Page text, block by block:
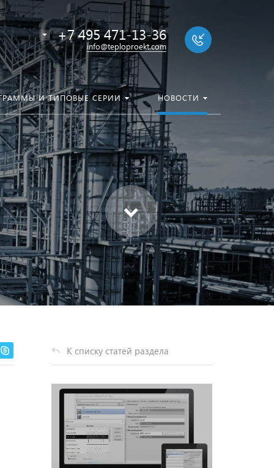
+7 495 471-13-36
info@teploproekt.com
И ТИПОВЫЕ СЕРИИ НОВОСТИ
К списку статей раздела